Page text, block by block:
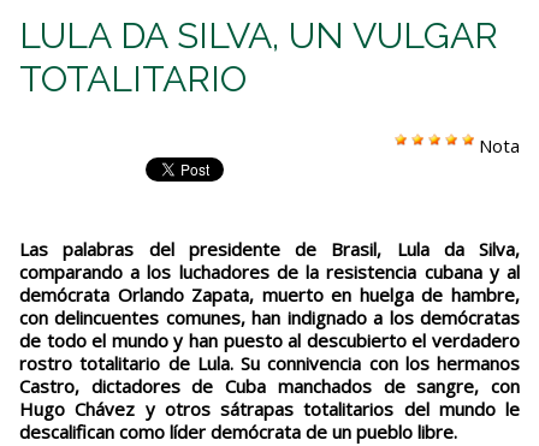
LULA DA SILVA, UN VULGAR
TOTALITARIO
Nota
Las palabras del presidente de Brasil, Lula da Silva,
comparando a los luchadores de la resistencia cubana y al
demócrata Orlando Zapata, muerto en huelga de hambre,
con delincuentes comunes, han indignado a los demócratas
de todo el mundo y han puesto al descubierto el verdadero
rostro totalitario de Lula. Su connivencia con los hermanos
Castro, dictadores de Cuba manchados de sangre, con
Hugo Chávez y otros sátrapas totalitarios del mundo le
descalifican como líder demócrata de un pueblo libre.